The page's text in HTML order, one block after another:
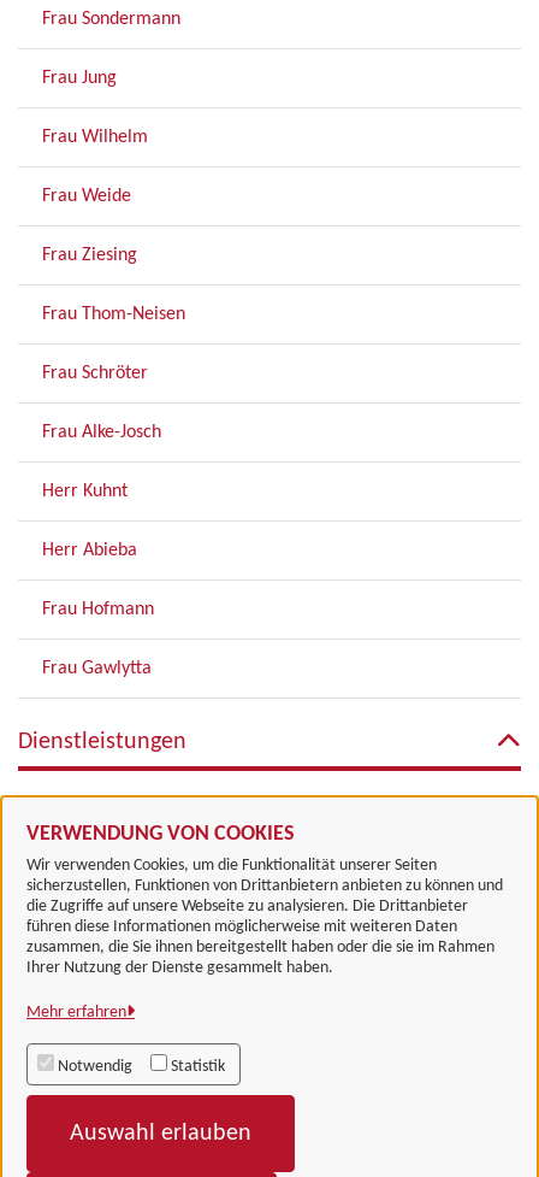
VERWENDUNG VON COOKIES
Wir verwenden Cookies, um die Funktionalität unserer Seiten
sicherzustellen, Funktionen von Drittanbietern anbieten zu können und
die Zugriffe auf unsere Webseite zu analysieren. Die Drittanbieter
führen diese Informationen möglicherweise mit weiteren Daten
zusammen, die Sie ihnen bereitgestellt haben oder die sie im Rahmen
Ihrer Nutzung der Dienste gesammelt haben.
Mehr erfahren
Notwendig Statistik
Auswahl erlauben
Frau Sondermann
Frau Jung
Frau Wilhelm
Frau Weide
Frau Ziesing
Frau Thom-Neisen
Frau Schröter
Frau Alke-Josch
Herr Kuhnt
Herr Abieba
Frau Hofmann
Frau Gawlytta
Dienstleistungen
Landkreis Göttingen
Alle Rechte vorbehalten